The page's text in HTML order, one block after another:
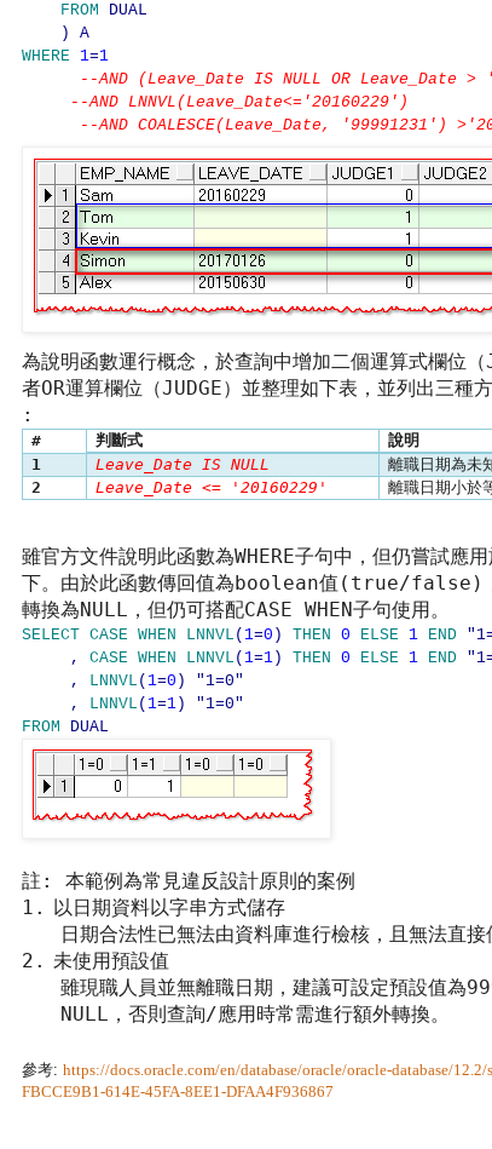
FROM DUAL
) A
WHERE 1=1
--AND (Leave_Date IS NULL OR Leave_Date
--AND
--AND COALESCE(Leave_Date, '99991231')
為說明函數運行概念，於查詢中增加二個運算式欄位（
者OR運算欄位（JUDGE）並整理如下表， 並列出三種
:
# 判斷式
說明
1
Leave_Date IS NULL
離職日期為未
2
Leave_Date <= '20160229' 離職日期小於
雖官方文件說明此函數為WHERE子句中，但仍嘗試應用
下。由於此函數傳回值為boolean值 (true/false)
轉換為NULL ，但仍可搭配CASE WHEN子句使用。
SELECT CASE WHEN LNNVL ( 1=0 ) THEN 0 ELSE 1 END
, CASE WHEN LNNVL ( 1=1 ) THEN 0 ELSE 1 END
, LNNVL ( 1=0 ) "1=0"
, LNNVL ( 1=1 ) "1=0"
FROM DUAL
註 : 本範例為常見違反設計原則的案例
1.
以日期資料以字串方式儲存
日期合法性已無法由資料庫進行檢核，且無法直接
2.
未使用預設值
雖現職人員並無離職日期，建議可設定預設值為
NULL ，否則查詢/應用時常需進行額外轉換。
參考: https://docs.oracle.com/en/database/oracle/oracle-database/
FBCCE9B1-614E-45FA-8EE1-DFAA4F936867